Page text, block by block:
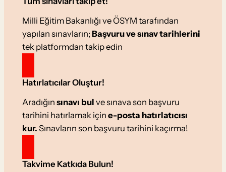
Milli Eğitim Bakanlığı ve ÖSYM tarafından
yapılan sınavların; Başvuru ve sınav tarihlerini
tek platformdan takip edin
Hatırlatıcılar Oluştur!
Aradığın sınavı bul ve sınava son başvuru
tarihini hatırlamak için e-posta hatırlatıcısı
kur. Sınavların son başvuru tarihini kaçırma!
Takvime Katkıda Bulun!